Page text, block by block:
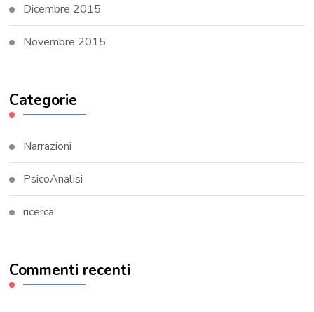
Dicembre 2015
Novembre 2015
Categorie
Narrazioni
PsicoAnalisi
ricerca
Commenti recenti